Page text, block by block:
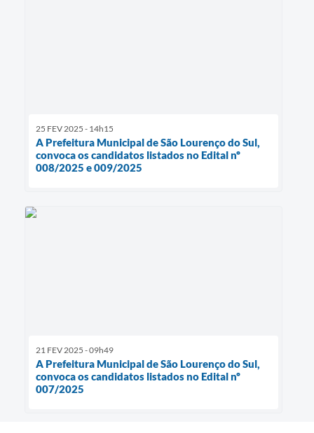
25 FEV 2025 - 14h15
A Prefeitura Municipal de São Lourenço do Sul,
convoca os candidatos listados no Edital nº
008/2025 e 009/2025
21 FEV 2025 - 09h49
A Prefeitura Municipal de São Lourenço do Sul,
convoca os candidatos listados no Edital nº
007/2025